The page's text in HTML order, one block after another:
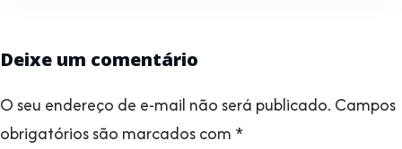
Deixe um comentário
O seu endereço de e-mail não será publicado. Campos
obrigatórios são marcados com *